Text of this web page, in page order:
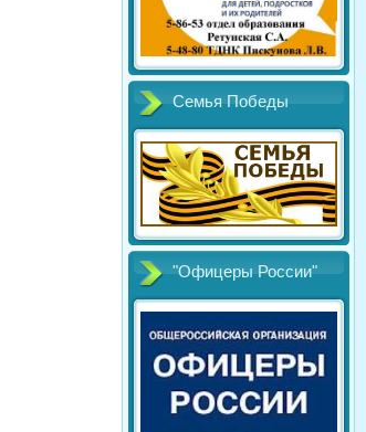
Семья Победы
"Офицеры России"